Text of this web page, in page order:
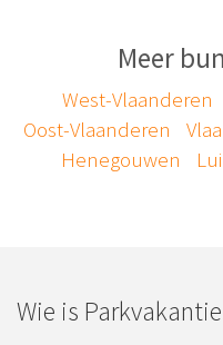
Meer
West-Vlaanderen
Oost-Vlaanderen
Henegouwen
Wie is